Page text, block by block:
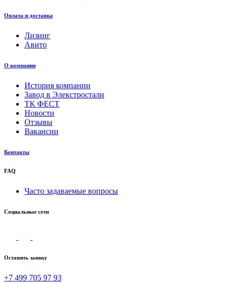
Оплата и доставка
Лизинг
Авито
О компании
История компании
Завод в Элекстростали
ТК ФЕСТ
Новости
Отзывы
Вакансии
Контакты
FAQ
Часто задаваемые вопросы
Социальные сети
Оставить заявку
+7 499 705 97 93